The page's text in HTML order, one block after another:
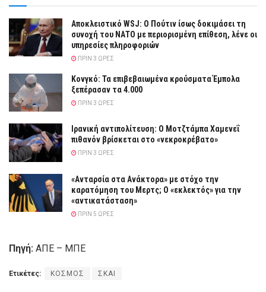
Αποκλειστικό WSJ: Ο Πούτιν ίσως δοκιμάσει τη
συνοχή του ΝΑΤΟ με περιορισμένη επίθεση, λένε οι
υπηρεσίες πληροφοριών
ΠΡΙΝ 3 ΏΡΕΣ
Κονγκό: Τα επιβεβαιωμένα κρούσματα Έμπολα
ξεπέρασαν τα 4.000
ΠΡΙΝ 3 ΏΡΕΣ
Ιρανική αντιπολίτευση: Ο Μοτζτάμπα Χαμενεΐ
πιθανόν βρίσκεται στο «νεκροκρέβατο»
ΠΡΙΝ 3 ΏΡΕΣ
«Ανταρσία στα Ανάκτορα» με στόχο την
καρατόμηση του Μερτς; Ο «εκλεκτός» για την
«αντικατάσταση»
ΠΡΙΝ 5 ΏΡΕΣ
Πηγή: ΑΠΕ – ΜΠΕ
Ετικέτες: ΚΟΣΜΟΣ ΣΚΑΙ